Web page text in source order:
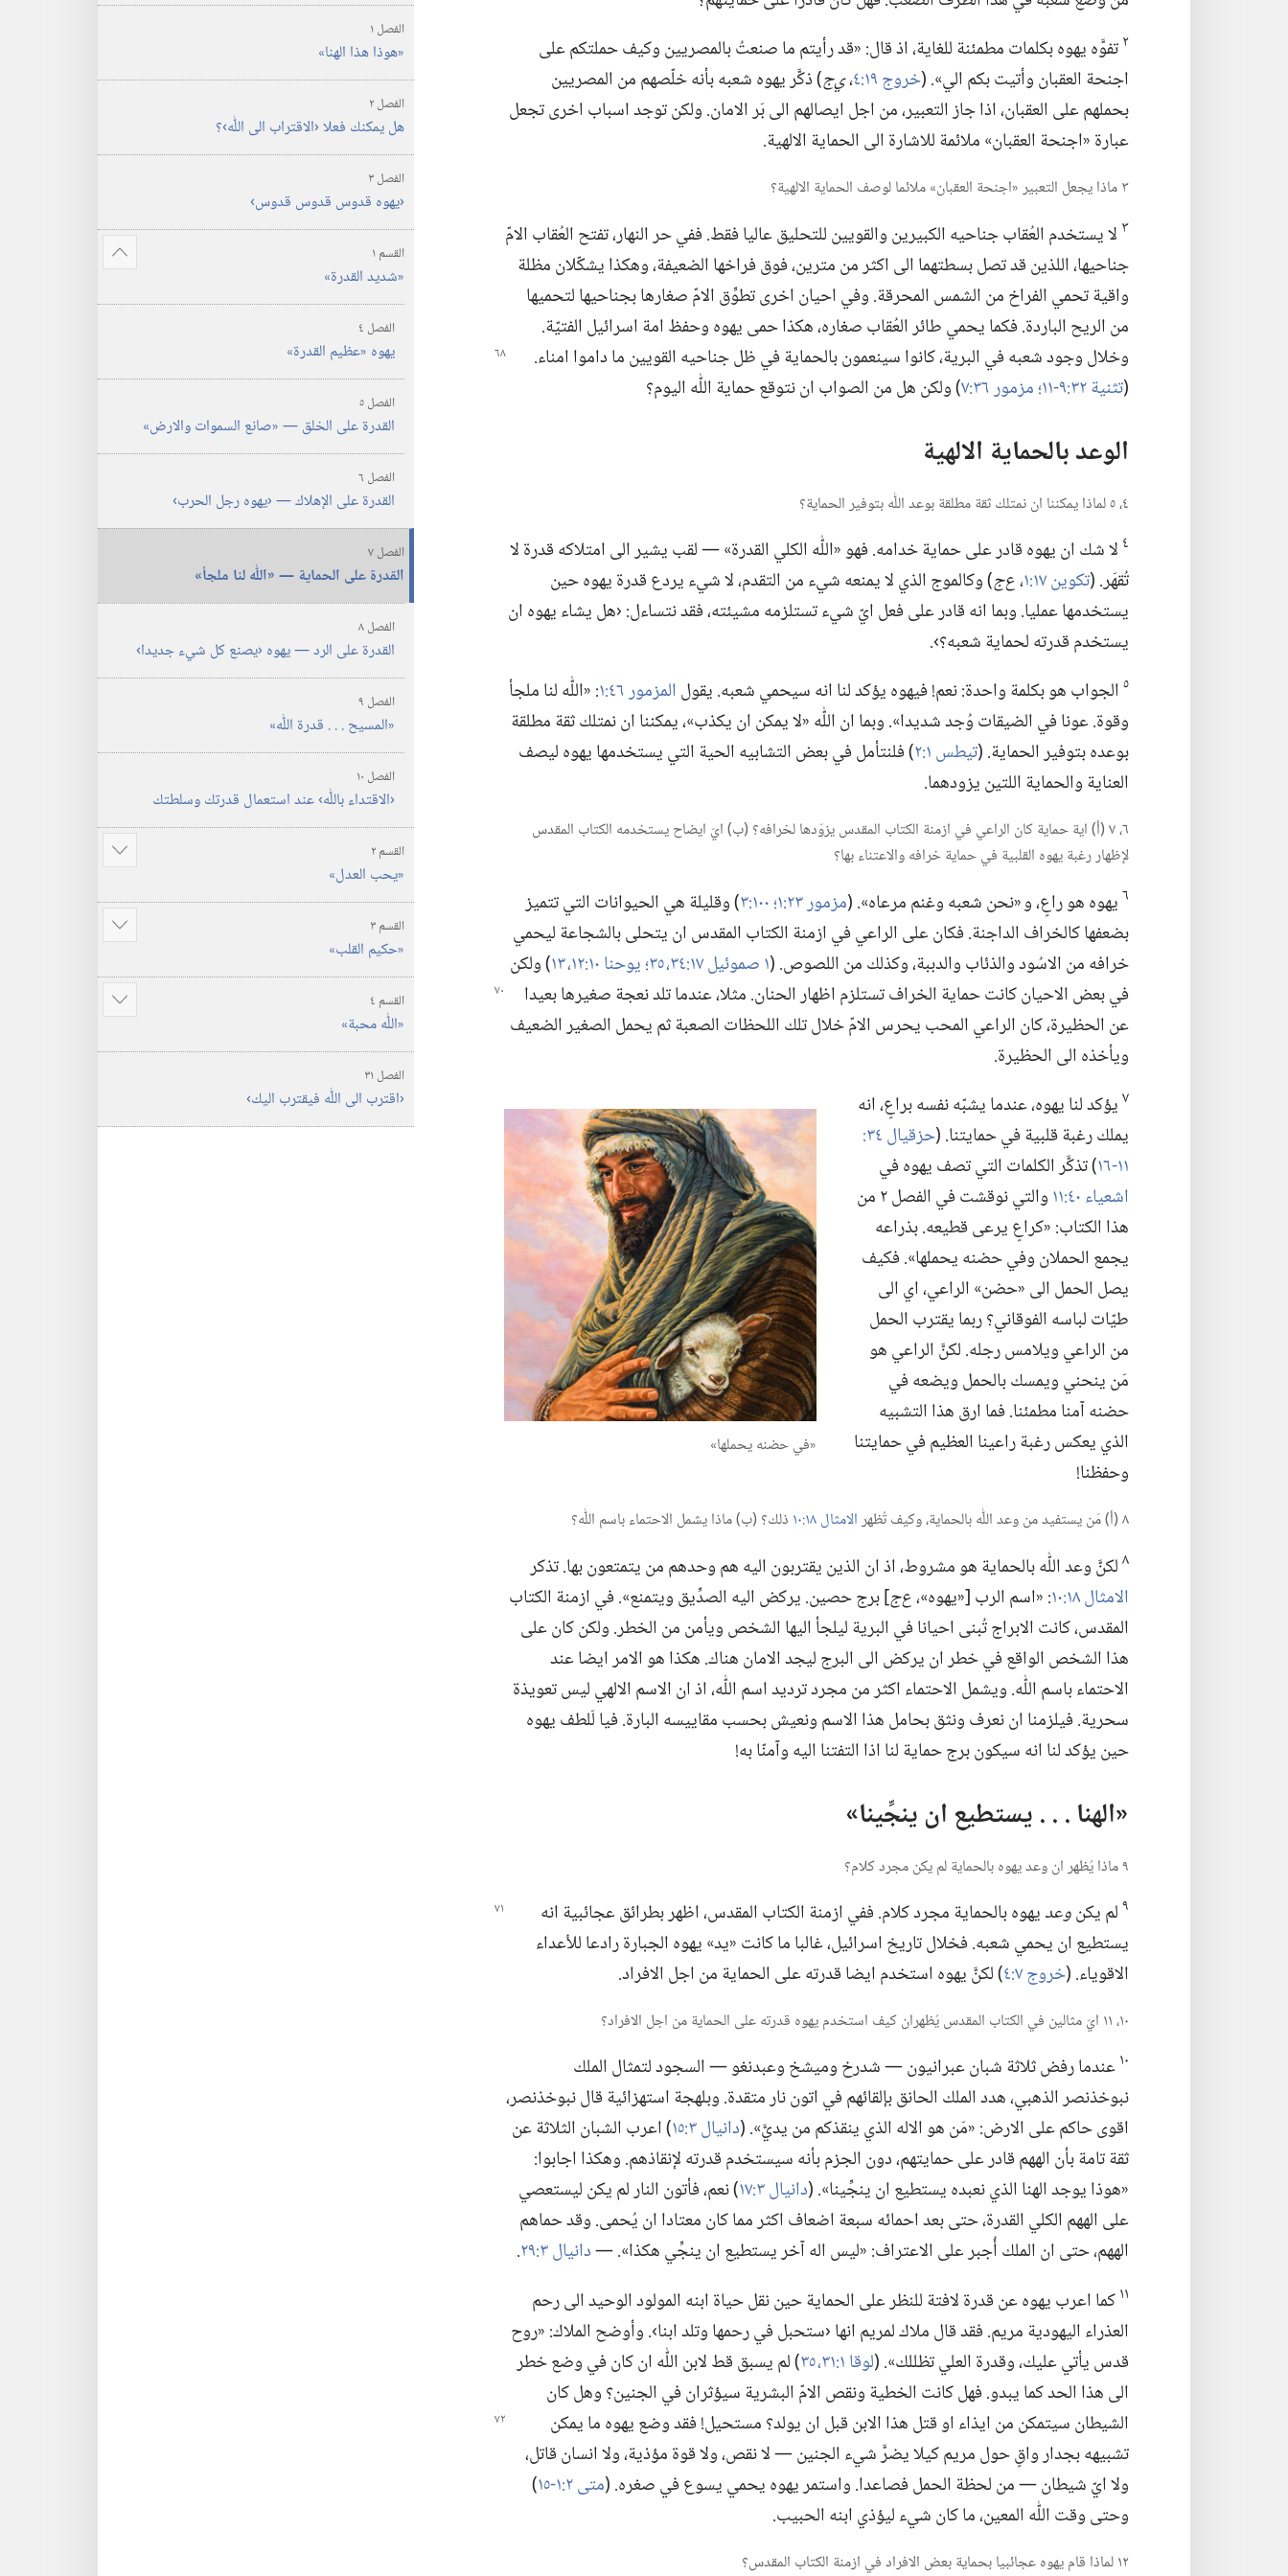
٢تفوَّه يهوه بكلمات مطمئنة للغاية،‏ اذ قال:‏ «قد رأيتم ما صنعتُ بالمصريين وكيف حملتكم على
اجنحة العقبان وأتيت بكم الي».‏ (‏خروج ١٩:‏٤ ‏،‏ي‌ج‏)‏ ذكَّر يهوه شعبه بأنه خلّصهم من المصريين
بحملهم على العقبان،‏ اذا جاز التعبير،‏ من اجل ايصالهم الى بَر الامان.‏ ولكن توجد اسباب اخرى تجعل
عبارة «اجنحة العقبان» ملائمة للاشارة الى الحماية الالهية.‏
٣ ماذا يجعل التعبير «اجنحة العقبان» ملائما لوصف الحماية الالهية؟‏
٣ لا يستخدم العُقاب جناحيه الكبيرين والقويين للتحليق عاليا فقط.‏ ففي حر النهار،‏ تفتح العُقاب الامّ
جناحيها،‏ اللذين قد تصل بسطتهما الى اكثر من مترين،‏ فوق فراخها الضعيفة،‏ وهكذا يشكّلان مظلة
واقية تحمي الفراخ من الشمس المحرقة.‏ وفي احيان اخرى تطوِّق الامّ صغارها بجناحيها لتحميها
من الريح الباردة.‏ فكما يحمي طائر العُقاب صغاره،‏ هكذا حمى يهوه وحفظ امة اسرائيل الفتيّة.‏
وخلال وجود شعبه في البرية،‏ كانوا سينعمون بالحماية في ظل جناحيه القويينما داموا امناء.‏
(‏تثنية ٣٢:‏​٩-‏١١؛‏ مزمور ٣٦:‏٧ ‏)‏ ولكن هل من الصواب ان نتوقع حماية اللّٰه اليوم؟‏
الوعد بالحماية الالهية
٤،‏ ٥ لماذا يمكننا ان نمتلك ثقة مطلقة بوعد اللّٰه بتوفير الحماية؟‏
٤ لا شك ان يهوه قادر على حماية خدامه.‏ فهو «اللّٰه الكلي القدرة» —‏ لقب يشير الى امتلاكه قدرة لا
تُقهَر.‏ (‏تكوين ١٧:‏١ ‏،‏ع‌ج‏)‏ وكالموج الذي لا يمنعه شيء من التقدم،‏ لا شيء يردع قدرة يهوه حين
يستخدمها عمليا.‏ وبما انه قادر على فعل ايّ شيء تستلزمه مشيئته،‏ فقد نتساءل:‏ ‹هل يشاء يهوه ان
يستخدم قدرته لحماية شعبه؟‏›.‏
٥الجواب هو بكلمة واحدة:‏ نعم!‏ فيهوه يؤكد لنا انه سيحمي شعبه.‏ يقولالمزمور ٤٦:‏١
‏:‏ «اللّٰه لنا ملجأ
وقوة.‏ عونا في الضيقات وُجد شديدا».‏ وبما ان اللّٰه «لا يمكن ان يكذب»،‏ يمكننا ان نمتلك ثقة مطلقة
بوعده بتوفير الحماية.‏ (‏تيطس ١:‏٢
‏)‏ فلنتأمل في بعض التشابيه الحية التي يستخدمها يهوه ليصف
العناية والحماية اللتين يزودهما.‏
٦،‏ ٧ (‏أ)‏ اية حماية كان الراعي في ازمنة الكتاب المقدس يزوّدها لخرافه؟‏ (‏ب)‏ ايّ ايضاح يستخدمه الكتاب المقدس
لإظهار رغبة يهوه القلبية في حماية خرافه والاعتناء بها؟‏
٦يهوه هو راعٍ،‏ و «نحن شعبه وغنم مرعاه».‏ (‏مزمور ٢٣:‏١؛‏
‏)‏ وقليلة هي الحيوانات التي تتميز
بضعفها كالخراف الداجنة.‏ فكان على الراعي في ازمنة الكتاب المقدس ان يتحلى بالشجاعة ليحمي
خرافه من الاسُود والذئاب والدببة،‏ وكذلك من اللصوص.‏ (‏١ صموئيل ١٧:‏​٣٤،‏ ٣٥؛‏ يوحنا ١٠:‏​١٢،‏ ١٣
‏)‏ ولكن
في بعض الاحيان كانت حماية الخراف تستلزم اظهار الحنان.‏ مثلا،‏ عندما تلد نعجة صغيرها بعيدا
عن الحظيرة،‏ كان الراعي المحب يحرس الامّ خلال تلك اللحظات الصعبة ثم يحمل الصغير الضعيف
ويأخذه الى الحظيرة.‏
‏«في حضنه يحملها»‏
٧يؤكد لنا يهوه،‏ عندما يشبّه نفسه براعٍ،‏ انه
يملك رغبة قلبية في حمايتنا.‏ (‏
١١-‏١٦
‏)‏ تذكَّر الكلمات التي تصف يهوه في
اشعياء ٤٠:‏١١
والتي نوقشت في الفصل ٢ من
هذا الكتاب:‏ «كراعٍ يرعى قطيعه.‏ بذراعه
يجمع الحملان وفي حضنه يحملها».‏ فكيف
يصل الحمل الى «حضن» الراعي،‏ اي الى
طيّات لباسه الفوقاني؟‏ ربما يقترب الحمل
من الراعي ويلامس رجله.‏ لكنَّ الراعي هو
مَن ينحني ويمسك بالحمل ويضعه في
حضنه آمنا مطمئنا.‏ فما ارق هذا التشبيه
الذي يعكس رغبة راعينا العظيم في حمايتنا
وحفظنا!‏
٨ (‏أ)‏ مَن يستفيد من وعد اللّٰه بالحماية،‏ وكيف تُظهر الامثال ١٨:‏١٠
ذلك؟‏ (‏ب)‏ ماذا يشمل الاحتماء باسم اللّٰه؟‏
٨لكنَّ وعد اللّٰه بالحماية هو مشروط،‏ اذ ان الذين يقتربون اليه هم وحدهم من يتمتعون بها.‏ تذكر
الامثال ١٨:‏١٠
‏:‏ «اسم الرب [«يهوه»،‏ع‌ج‏] برج حصين.‏ يركض اليه الصدِّيق ويتمنع».‏ في ازمنة الكتاب
المقدس،‏ كانت الابراج تُبنى احيانا في البرية ليلجأ اليها الشخص ويأمن من الخطر.‏ ولكن كان على
هذا الشخص الواقع في خطر ان يركض الى البرج ليجد الامان هناك.‏ هكذا هو الامر ايضا عند
الاحتماء باسم اللّٰه.‏ ويشمل الاحتماء اكثر من مجرد ترديد اسم اللّٰه،‏ اذ ان الاسم الالهي ليس تعويذة
سحرية.‏ فيلزمنا ان نعرف ونثق بحامل هذا الاسم ونعيش بحسب مقاييسه البارة.‏ فيا لَلطف يهوه
حين يؤكد لنا انه سيكون برج حماية لنا اذا التفتنا اليه وآمنّا به!‏
‏«الهنا .‏ .‏ .‏ يستطيع ان ينجِّينا»‏
٩ ماذا يُظهر ان وعد يهوه بالحماية لم يكن مجرد كلام؟‏
٩لم يكنوعديهوه بالحماية مجرد كلام.‏ ففي ازمنة الكتابالمقدس،‏ اظهر بطرائق عجائبية انه
يستطيع ان يحمي شعبه.‏ فخلال تاريخ اسرائيل،‏ غالبا ما كانت «يد» يهوه الجبارة رادعا للأعداء
الاقوياء.‏ (‏خروج ٧:‏٤ ‏)‏ لكنَّ يهوه استخدم ايضا قدرته على الحماية من اجل الافراد.‏
١٠،‏ ١١ ايّ مثالين في الكتاب المقدس يُظهران كيف استخدم يهوه قدرته على الحماية من اجل الافراد؟‏
١٠عندما رفض ثلاثة شبان عبرانيون —‏ شدرخ وميشخ وعبدنغو —‏ السجود لتمثال الملك
نبوخذنصر الذهبي،‏ هدد الملك الحانق بإلقائهم في اتون نار متقدة.‏ وبلهجة استهزائية قال نبوخذنصر،‏
اقوى حاكم على الارض:‏ «مَن هو الاله الذي ينقذكم من يديَّ».‏ (‏دانيال ٣:‏١٥
‏)‏ اعرب الشبان الثلاثة عن
ثقة تامة بأن الههم قادر على حمايتهم،‏ دون الجزم بأنه سيستخدم قدرته لإنقاذهم.‏ وهكذا اجابوا:‏
«هوذا يوجد الهنا الذي نعبده يستطيع ان ينجِّينا».‏ (‏دانيال ٣:‏١٧
‏)‏ نعم،‏ فأتون النار لم يكن ليستعصي
على الههم الكلي القدرة،‏ حتى بعد احمائه سبعة اضعاف اكثر مما كان معتادا ان يُحمى.‏ وقد حماهم
الههم،‏ حتى ان الملك أُجبر على الاعتراف:‏ «ليس اله آخر يستطيع ان ينجِّي هكذا».‏ —‏دانيال ٣:‏٢٩ ‏.‏
١١كما اعرب يهوه عن قدرة لافتة للنظر على الحماية حين نقل حياة ابنه المولود الوحيد الى رحم
العذراء اليهودية مريم.‏ فقد قال ملاك لمريم انها ‹ستحبل في رحمها وتلد ابنا›.‏ وأوضح الملاك:‏ «روح
قدس يأتي عليك،‏ وقدرة العلي تظللك».‏ (‏لوقا ١:‏​٣١،‏
‏)‏ لم يسبق قط لابن اللّٰه ان كان في وضع خطر
الى هذا الحد كما يبدو.‏ فهل كانت الخطية ونقص الامّ البشرية سيؤثران في الجنين؟‏ وهل كان
الشيطان سيتمكن من ايذاء او قتل هذا الابن قبل ان يولد؟‏ مستحيل!‏فقد وضع يهوه ما يمكن
تشبيهه بجدار واقٍ حول مريم كيلا يضرَّ شيء الجنين —‏ لا نقص،‏ ولا قوة مؤذية،‏ ولا انسان قاتل،‏
ولا ايّ شيطان —‏ من لحظة الحمل فصاعدا.‏ واستمر يهوه يحمي يسوع في صغره.‏ (‏متى ٢:‏​١-‏١٥
‏)‏
وحتى وقت اللّٰه المعين،‏ ما كان شيء ليؤذي ابنه الحبيب.‏
١٢ لماذا قام يهوه عجائبيا بحماية بعض الافراد في ازمنة الكتاب المقدس؟‏
الفصل ١
‏«هوذا هذا الهنا»‏
الفصل ٢
هل يمكنك فعلا ‹الاقتراب الى اللّٰه›؟‏
الفصل ٣
‏‹يهوه قدوس قدوس قدوس›‏
القسم ١
‏«شديد القدرة»‏
عرض
الفصل ٤
يهوه «عظيم القدرة»‏
الفصل ٥
القدرة على الخلق —‏ «صانع السموات والارض»‏
الفصل ٦
القدرة على الإهلاك —‏ ‹يهوه رجل الحرب›‏
الفصل ٧
القدرة على الحماية —‏ «اللّٰه لنا ملجأ»‏
الفصل ٨
القدرة على الرد —‏ يهوه ‹يصنع كل شيء جديدا›‏
الفصل ٩
‏«المسيح .‏ .‏ .‏ قدرة اللّٰه»‏
الفصل ١٠
‏‹الاقتداء باللّٰه› عند استعمال قدرتك وسلطتك
القسم ٢
‏«يحب العدل»‏
عرض
القسم ٣
‏«حكيم القلب»‏
عرض
القسم ٤
‏«اللّٰه محبة»‏
عرض
الفصل ٣١
‏‹اقترب الى اللّٰه فيقترب اليك›‏